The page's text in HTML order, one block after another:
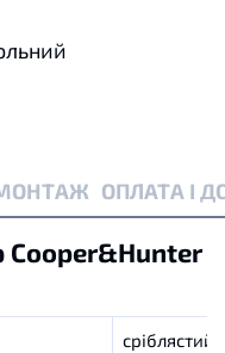
ОПЛАТА І
Cooper&Hunter
сріблястий